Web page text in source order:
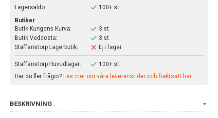
Lagersaldo:
100+ st
Butiker
Butik Kungens Kurva:
3 st
Butik Veddesta:
3 st
Staffanstorp Lagerbutik:
Ej i lager
Staffanstorp Huvudlager:
100+ st
Har du fler frågor? Läs mer om våra leveranstider och fraktsätt här.
BESKRIVNING